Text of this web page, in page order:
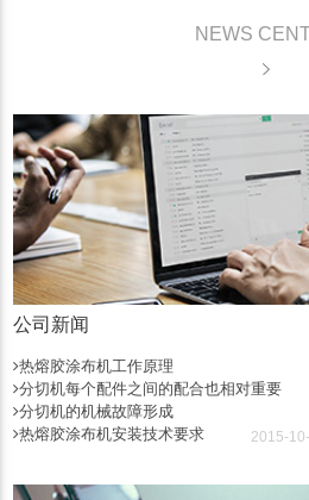
NEWS
公司新闻
热熔胶涂布机工作原理
分切机每个配件之间的配合也相对重要
分切机的机械故障形成
热熔胶涂布机安装技术要求 2015-